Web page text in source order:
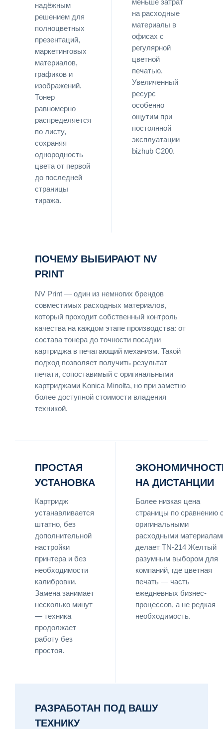
надёжным
решением для
полноцветных
презентаций,
маркетинговых
материалов,
графиков и
изображений.
Тонер
равномерно
распределяется
по листу,
сохраняя
однородность
цвета от первой
до последней
страницы
тиража.
меньше затрат
на расходные
материалы в
офисах с
регулярной
цветной
печатью.
Увеличенный
ресурс
особенно
ощутим при
постоянной
эксплуатации
bizhub C200.
ПОЧЕМУ ВЫБИРАЮТ NV
PRINT
NV Print — один из немногих брендов
совместимых расходных материалов,
который проходит собственный контроль
качества на каждом этапе производства: от
состава тонера до точности посадки
картриджа в печатающий механизм. Такой
подход позволяет получить результат
печати, сопоставимый с оригинальными
картриджами Konica Minolta, но при заметно
более доступной стоимости владения
техникой.
ПРОСТАЯ
УСТАНОВКА
Картридж
устанавливается
штатно, без
дополнительной
настройки
принтера и без
необходимости
калибровки.
Замена занимает
несколько минут
— техника
продолжает
работу без
простоя.
НА ДИСТАНЦИИ
Более низкая цена
страницы по сравнению
оригинальными
расходными
делает TN-214 Желтый
разумным выбором для
компаний, где цветная
печать — часть
ежедневных бизнес-
процессов, а не редкая
необходимость.
РАЗРАБОТАН ПОД ВАШУ
ТЕХНИКУ